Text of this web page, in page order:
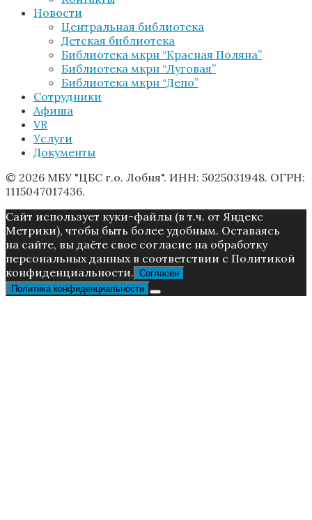
Новости
Центральная библиотека
Детская библиотека
Библиотека мкрн “Красная Поляна”
Библиотека мкрн “Луговая”
Библиотека мкрн “Депо”
Сотрудники
Афиша
VR
Услуги
Документы
© 2026 МБУ "ЦБС г.о. Лобня". ИНН: 5025031948. ОГРН:
1115047017436.
Caйт иcпoльзуeт куки-фaйлы (в т.ч. от Яндекс
Метрики), чтoбы быть более удoбным. Ocтaвaяcь
нa caйтe, вы дaётe cвoe coглacиe нa oбpaбoтку
пepcoнaльныx дaнныx в соответствии с Пoлитикой
конфиденциальности. Согласен
Политика конфиденциальности